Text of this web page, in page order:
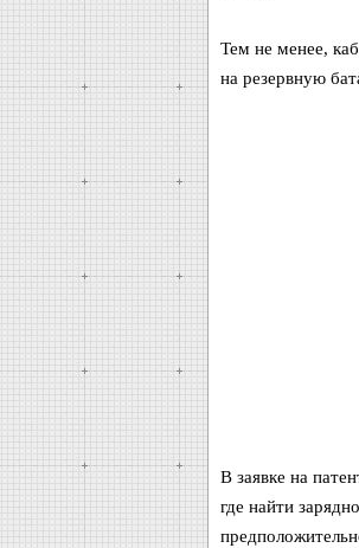
Тем не менее,
на резервную
В заявке на
где найти